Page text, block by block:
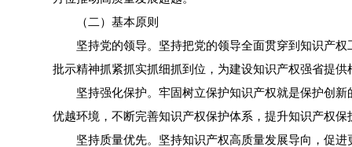
（二）基本原则
坚持党的领导。坚持把党的领导全面贯穿到知识产权
批示精神抓紧抓实抓细抓到位，为建设知识产权强省提供
坚持强化保护。牢固树立保护知识产权就是保护创新
优越环境，不断完善知识产权保护体系，提升知识产权保
坚持质量优先。坚持知识产权高质量发展导向，促进